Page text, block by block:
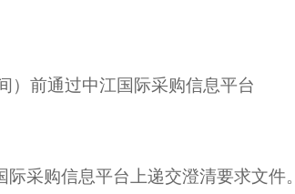
）前通过中江国际采购信息平台
采购信息平台上递交澄清要求文件。